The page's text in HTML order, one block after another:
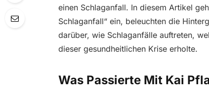
einen Schlaganfall. In diesem Artikel
Schlaganfall“ ein, beleuchten die
darüber, wie Schlaganfälle auftreten,
dieser gesundheitlichen Krise erholte.
Was Passierte Mit Kai